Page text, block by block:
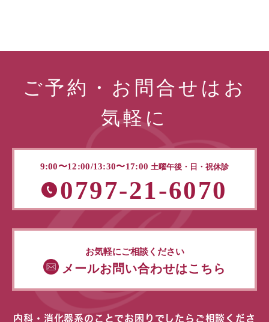
ご予約・お問合せはお
気軽に
9:00〜12:00/13:30〜17:00 土曜午後・日・祝休診
0797-21-6070
お気軽にご相談ください
メールお問い合わせはこちら
内科・消化器系のことでお困りでしたらご相談くださ